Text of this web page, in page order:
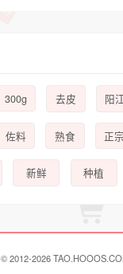
300g 去皮 阳
佐料 熟食 正宗
新鲜 种植
© 2012-2026